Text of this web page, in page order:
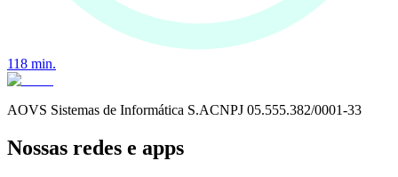
118 min.
AOVS Sistemas de Informática S.ACNPJ 05.555.382/0001-33
Nossas redes e apps